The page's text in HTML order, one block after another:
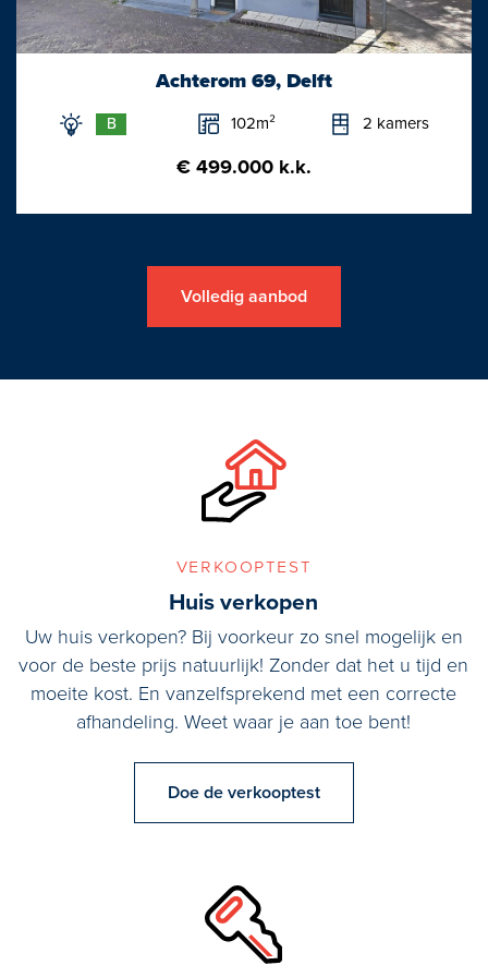
Achterom 69, Delft
B 102m² 2 kamers
€ 499.000 k.k.
Volledig aanbod
verkooptest
Huis verkopen
Uw huis verkopen? Bij voorkeur zo snel mogelijk en
voor de beste prijs natuurlijk! Zonder dat het u tijd en
moeite kost. En vanzelfsprekend met een correcte
afhandeling. Weet waar je aan toe bent!
Doe de verkooptest